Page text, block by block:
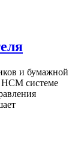
и бумажной
системе